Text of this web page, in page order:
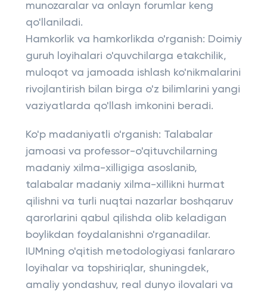
munozaralar va onlayn forumlar keng
qo'llaniladi.
Hamkorlik va hamkorlikda o'rganish: Doimiy
guruh loyihalari o'quvchilarga etakchilik,
muloqot va jamoada ishlash ko'nikmalarini
rivojlantirish bilan birga o'z bilimlarini yangi
vaziyatlarda qo'llash imkonini beradi.
Ko'p madaniyatli o'rganish: Talabalar
jamoasi va professor-o'qituvchilarning
madaniy xilma-xilligiga asoslanib,
talabalar madaniy xilma-xillikni hurmat
qilishni va turli nuqtai nazarlar boshqaruv
qarorlarini qabul qilishda olib keladigan
boylikdan foydalanishni o'rganadilar.
IUMning o'qitish metodologiyasi fanlararo
loyihalar va topshiriqlar, shuningdek,
amaliy yondashuv, real dunyo ilovalari va